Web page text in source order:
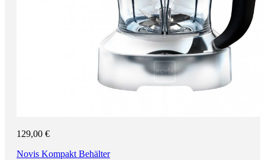
129,00 €
Novis Kompakt Behälter